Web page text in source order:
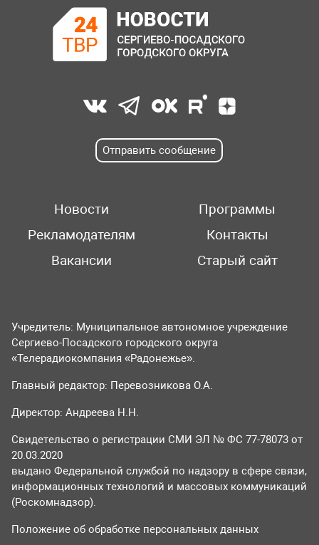
Отправить сообщение
Новости
Программы
Рекламодателям
Контакты
Вакансии
Старый сайт
Учредитель: Муниципальное автономное учреждение
Сергиево-Посадского городского округа
«Телерадиокомпания «Радонежье».
Главный редактор: Перевозникова О.А.
Директор: Андреева Н.Н.
Свидетельство о регистрации СМИ ЭЛ № ФС 77-78073 от
20.03.2020
выдано Федеральной службой по надзору в сфере связи,
информационных технологий и массовых коммуникаций
(Роскомнадзор).
Положение об обработке персональных данных